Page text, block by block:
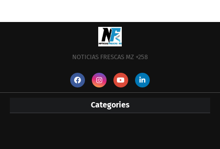
NOTICIAS FRESCAS MZ +258
Categories